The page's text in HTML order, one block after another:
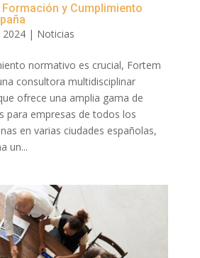
y Cumplimiento
2024| Noticias
normativo es crucial, Fortem
consultora multidisciplinar
ofrece una amplia gama de
para empresas de todos los
en varias ciudades españolas,
un...